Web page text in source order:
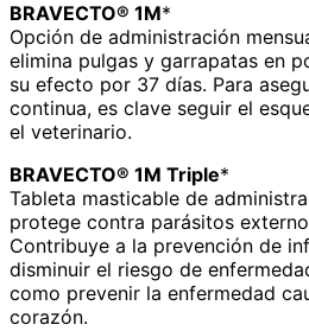
BRAVECTO® 1M*
Opción de administración
elimina pulgas y garrapatas en
su efecto por 37 días. Para
continua, es clave seguir el
el veterinario.
BRAVECTO® 1M Triple*
Tableta masticable de
protege contra parásitos
Contribuye a la prevención de
disminuir el riesgo de
como prevenir la enfermedad
corazón.